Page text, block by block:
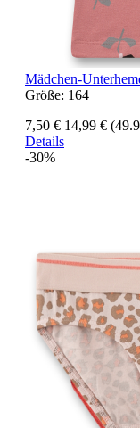
Mädchen-
Größe: 164
7,50 € 14,99 €
Details
-30%